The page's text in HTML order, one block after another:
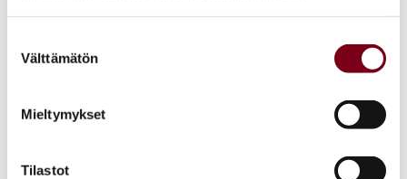
valinta
Välttämätön
Mieltymykset
Tilastot